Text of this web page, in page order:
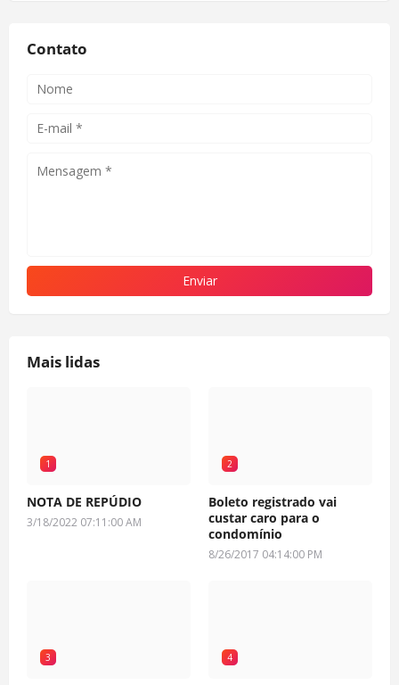
Contato
Mais lidas
1
NOTA DE REPÚDIO
3/18/2022 07:11:00 AM
2
Boleto registrado vai
custar caro para o
condomínio
8/26/2017 04:14:00 PM
3 4